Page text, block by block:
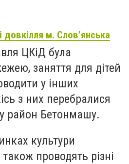
довкілля м. Слов’янська
ЦКіД була
заняття для дітей
у інших
з них перебралися
район Бетонмашу.
культури
проводять різні